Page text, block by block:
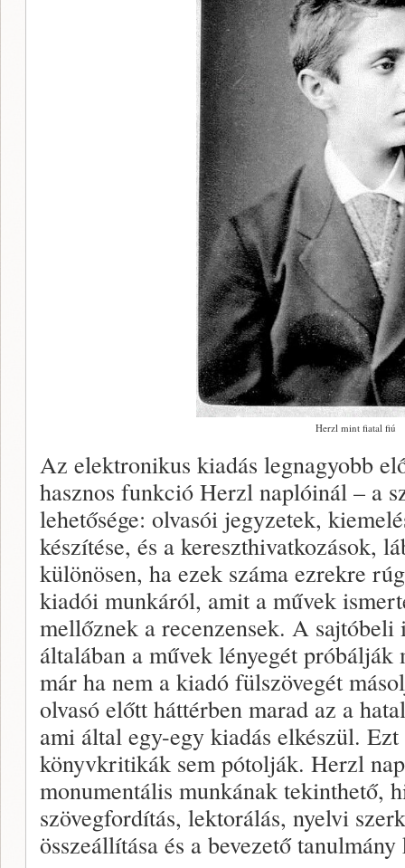
Herzl mint fiatal fiú
Az elektronikus kiadás legnagyobb
hasznos funkció Herzl naplóinál – a
lehetősége: olvasói jegyzetek,
készítése, és a kereszthivatkozások,
különösen, ha ezek száma ezrekre
kiadói munkáról, amit a művek
mellőznek a recenzensek. A
általában a művek lényegét próbálják
már ha nem a kiadó fülszövegét
olvasó előtt háttérben marad az a
ami által egy-egy kiadás elkészül.
könyvkritikák sem pótolják. Herzl
monumentális munkának tekinthető,
szövegfordítás, lektorálás, nyelvi
összeállítása és a bevezető